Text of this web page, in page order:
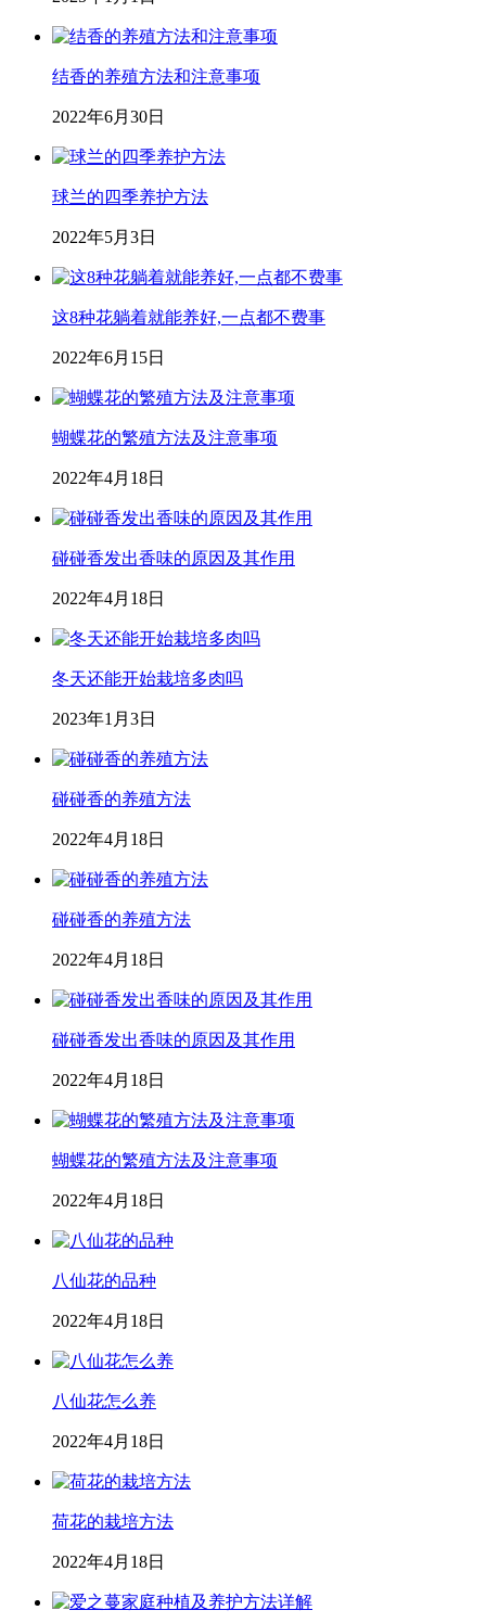
结香的养殖方法和注意事项
2022年6月30日
球兰的四季养护方法
2022年5月3日
这8种花躺着就能养好,一点都不费事
2022年6月15日
蝴蝶花的繁殖方法及注意事项
2022年4月18日
碰碰香发出香味的原因及其作用
2022年4月18日
冬天还能开始栽培多肉吗
2023年1月3日
碰碰香的养殖方法
2022年4月18日
碰碰香的养殖方法
2022年4月18日
碰碰香发出香味的原因及其作用
2022年4月18日
蝴蝶花的繁殖方法及注意事项
2022年4月18日
八仙花的品种
2022年4月18日
八仙花怎么养
2022年4月18日
荷花的栽培方法
2022年4月18日